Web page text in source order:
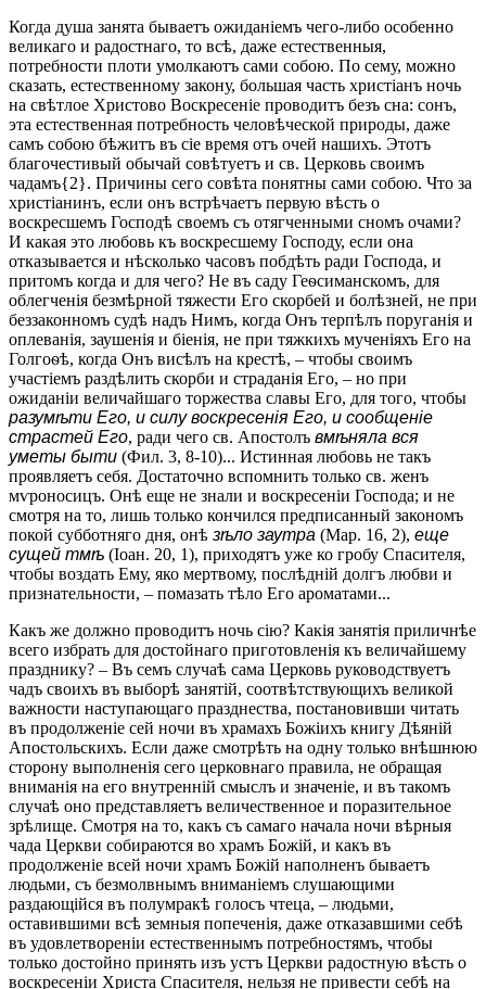
Когда душа занята бываетъ ожиданіемъ чего-либо особенно
великаго и радостнаго, то всѣ, даже естественныя,
потребности плоти умолкаютъ сами собою. По сему, можно
сказать, естественному закону, большая часть христіанъ ночь
на свѣтлое Христово Воскресеніе проводитъ безъ сна: сонъ,
эта естественная потребность человѣческой природы, даже
самъ собою бѣжитъ въ сіе время отъ очей нашихъ. Этотъ
благочестивый обычай совѣтуетъ и св. Церковь своимъ
чадамъ{2}. Причины сего совѣта понятны сами собою. Что за
христіанинъ, если онъ встрѣчаетъ первую вѣсть о
воскресшемъ Господѣ своемъ съ отягченными сномъ очами?
И какая это любовь къ воскресшему Господу, если она
отказывается и нѣсколько часовъ побдѣть ради Господа, и
притомъ когда и для чего? Не въ саду Геѳсиманскомъ, для
облегченія безмѣрной тяжести Его скорбей и болѣзней, не при
беззаконномъ судѣ надъ Нимъ, когда Онъ терпѣлъ поруганія и
оплеванія, заушенія и біенія, не при тяжкихъ мученіяхъ Его на
Голгоѳѣ, когда Онъ висѣлъ на крестѣ, – чтобы своимъ
участіемъ раздѣлить скорби и страданія Его, – но при
ожиданіи величайшаго торжества славы Его, для того, чтобы
разумѣти Его, и силу воскресенія Его, и сообщеніе
страстей Его, ради чего св. Апостолъ вмѣняла вся
уметы быти (Фил. 3, 8-10)... Истинная любовь не такъ
проявляетъ себя. Достаточно вспомнить только св. женъ
мѵроносицъ. Онѣ еще не знали и воскресеніи Господа; и не
смотря на то, лишь только кончился предписанный закономъ
покой субботняго дня, онѣ зѣло заутра (Мар. 16, 2), еще
сущей тмѣ (Іоан. 20, 1), приходятъ уже ко гробу Спасителя,
чтобы воздать Ему, яко мертвому, послѣдній долгъ любви и
признательности, – помазать тѣло Его ароматами...
Какъ же должно проводитъ ночь сію? Какія занятія приличнѣе
всего избрать для достойнаго приготовленія къ величайшему
празднику? – Въ семъ случаѣ сама Церковь руководствуетъ
чадъ своихъ въ выборѣ занятій, соотвѣтствующихъ великой
важности наступающаго празднества, постановивши читать
въ продолженіе сей ночи въ храмахъ Божіихъ книгу Дѣяній
Апостольскихъ. Если даже смотрѣть на одну только внѣшнюю
сторону выполненія сего церковнаго правила, не обращая
вниманія на его внутренній смыслъ и значеніе, и въ такомъ
случаѣ оно представляетъ величественное и поразительное
зрѣлище. Смотря на то, какъ съ самаго начала ночи вѣрныя
чада Церкви собираются во храмъ Божій, и какъ въ
продолженіе всей ночи храмъ Божій наполненъ бываетъ
людьми, съ безмолвнымъ вниманіемъ слушающими
раздающійся въ полумракѣ голосъ чтеца, – людьми,
оставившими всѣ земныя попеченія, даже отказавшими себѣ
въ удовлетвореніи естественнымъ потребностямъ, чтобы
только достойно принять изъ устъ Церкви радостную вѣсть о
воскресеніи Христа Спасителя, нельзя не привести себѣ на